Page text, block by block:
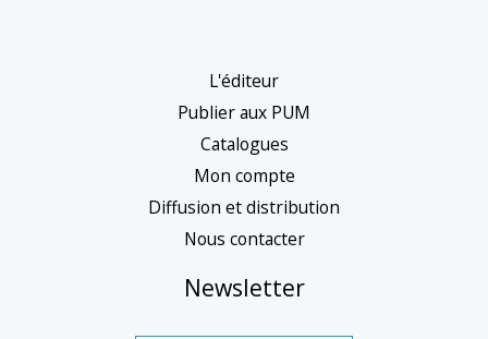
L'éditeur
Publier aux PUM
Catalogues
Mon compte
Diffusion et distribution
Nous contacter
Newsletter